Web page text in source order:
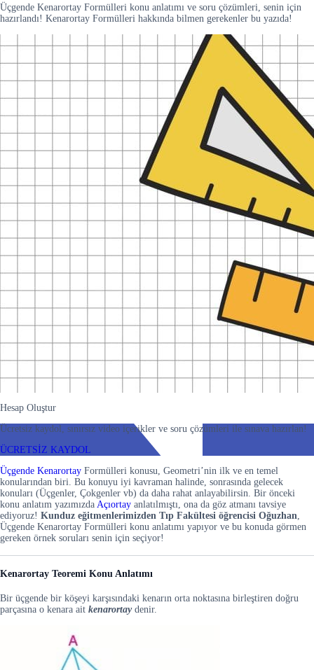
Üçgende Kenarortay Formülleri konu anlatımı ve soru çözümleri, senin için
hazırlandı! Kenarortay Formülleri hakkında bilmen gerekenler bu yazıda!
Hesap Oluştur
Ücretsiz kaydol, sınırsız video içerikler ve soru çözümleri ile sınava hazırlan!
ÜCRETSİZ KAYDOL
Üçgende Kenarortay Formülleri konusu, Geometri’nin ilk ve en temel
konularından biri. Bu konuyu iyi kavraman halinde, sonrasında gelecek
konuları (Üçgenler, Çokgenler vb) da daha rahat anlayabilirsin. Bir önceki
konu anlatım yazımızda Açıortay anlatılmıştı, ona da göz atmanı tavsiye
ediyoruz! Kunduz eğitmenlerimizden Tıp Fakültesi öğrencisi Oğuzhan
Üçgende Kenarortay Formülleri konu anlatımı yapıyor ve bu konuda görmen
gereken örnek soruları senin için seçiyor!
Kenarortay Teoremi Konu Anlatımı
Bir üçgende bir köşeyi karşısındaki kenarın orta noktasına birleştiren doğru
parçasına o kenara ait kenarortaydenir.